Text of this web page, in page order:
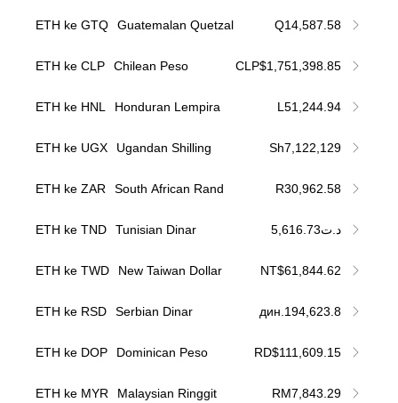
ETH ke GTQ Guatemalan Quetzal Q14,587.58
ETH ke CLP Chilean Peso CLP$1,751,398.85
ETH ke HNL Honduran Lempira L51,244.94
ETH ke UGX Ugandan Shilling Sh7,122,129
ETH ke ZAR South African Rand R30,962.58
ETH ke TND Tunisian Dinar د.ت5,616.73
ETH ke TWD New Taiwan Dollar NT$61,844.62
ETH ke RSD Serbian Dinar дин.194,623.8
ETH ke DOP Dominican Peso RD$111,609.15
ETH ke MYR Malaysian Ringgit RM7,843.29